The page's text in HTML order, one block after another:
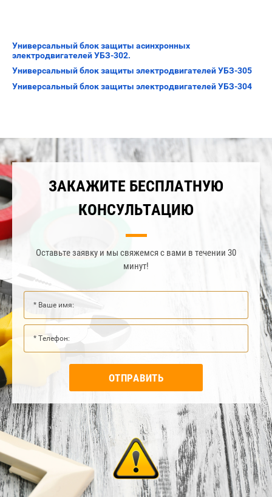
Универсальный блок защиты асинхронных
электродвигателей УБЗ-302.
Универсальный блок защиты электродвигателей УБЗ-305
Универсальный блок защиты электродвигателей УБЗ-304
ЗАКАЖИТЕ БЕСПЛАТНУЮ
КОНСУЛЬТАЦИЮ
Оставьте заявку и мы свяжемся с вами в течении 30
минут!
ОТПРАВИТЬ